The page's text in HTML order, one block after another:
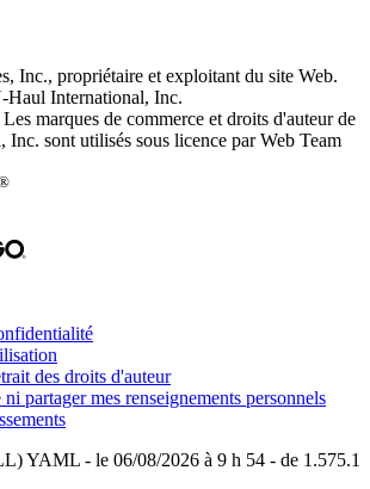
Inc., propriétaire et exploitant du site Web.
Haul International, Inc.
Les marques de commerce et droits d'auteur de
sont utilisés sous licence par Web Team
des droits d'auteur
partager mes renseignements personnels
YAML - le 06/08/2026 à 9 h 54 - de 1.575.1